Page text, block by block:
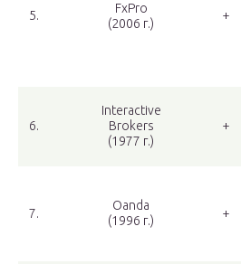
5.
FxPro
(2006 г.)
+
6.
Interactive
Brokers
(1977 г.)
+
7.
Oanda
(1996 г.)
+